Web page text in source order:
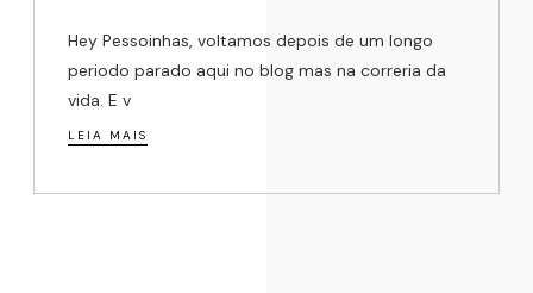
Hey Pessoinhas, voltamos depois de um longo
periodo parado aqui no blog mas na correria da
vida. E v
LEIA MAIS